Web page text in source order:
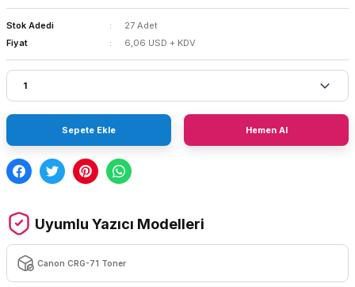
Stok Adedi
27 Adet
Fiyat
6,06 USD + KDV
Sepete Ekle Hemen Al
Uyumlu Yazıcı Modelleri
Canon CRG-71 Toner